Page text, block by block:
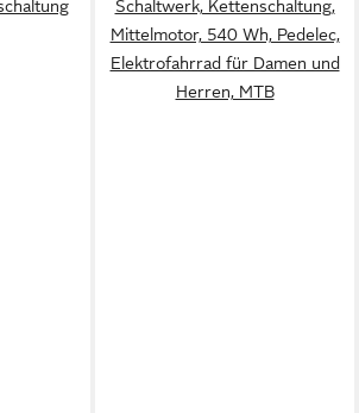
Schaltwerk, Kettenschaltung,
Mittelmotor, 540 Wh, Pedelec,
Elektrofahrrad für Damen und
Herren, MTB